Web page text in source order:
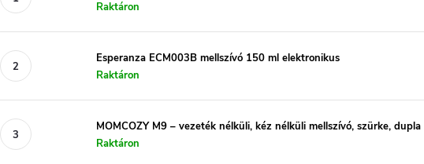
Raktáron
Esperanza ECM003B mellszívó 150 ml elektronikus
Raktáron
MOMCOZY M9 – vezeték nélküli, kéz nélküli mellszívó, szürke,
Raktáron